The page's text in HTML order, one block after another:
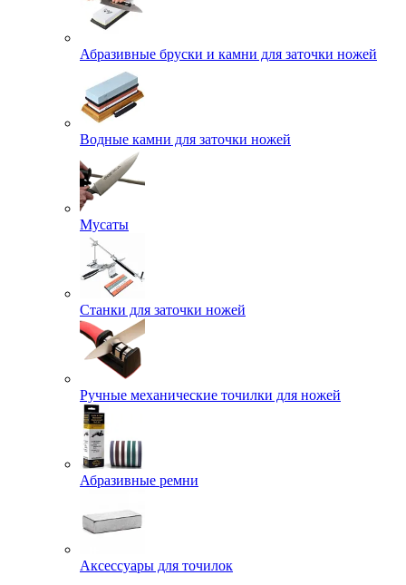
Абразивные бруски и камни для заточки ножей
Водные камни для заточки ножей
Мусаты
Станки для заточки ножей
Ручные механические точилки для ножей
Абразивные ремни
Аксессуары для точилок